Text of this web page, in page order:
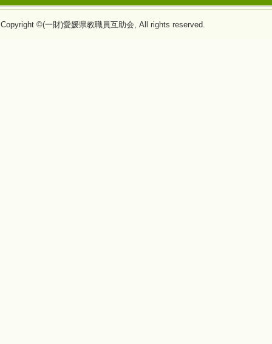
Copyright ©(一財)愛媛県教職員互助会, All rights reserved.